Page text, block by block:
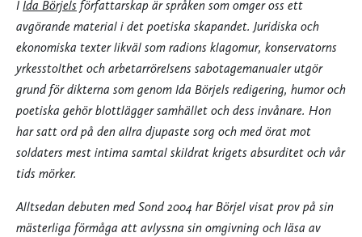
I Ida Börjels författarskap är språken som omger oss ett
avgörande material i det poetiska skapandet. Juridiska och
ekonomiska texter likväl som radions klagomur, konservatorns
yrkesstolthet och arbetarrörelsens sabotagemanualer utgör
grund för dikterna som genom Ida Börjels redigering, humor och
poetiska gehör blottlägger samhället och dess invånare. Hon
har satt ord på den allra djupaste sorg och med örat mot
soldaters mest intima samtal skildrat krigets absurditet och vår
tids mörker.
Alltsedan debuten med Sond 2004 har Börjel visat prov på sin
mästerliga förmåga att avlyssna sin omgivning och läsa av